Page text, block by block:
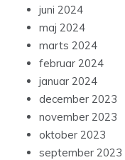
juni 2024
maj 2024
marts 2024
februar 2024
januar 2024
december 2023
november 2023
oktober 2023
september 2023